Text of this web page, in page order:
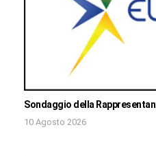
Sondaggio della
10 Agosto 2026